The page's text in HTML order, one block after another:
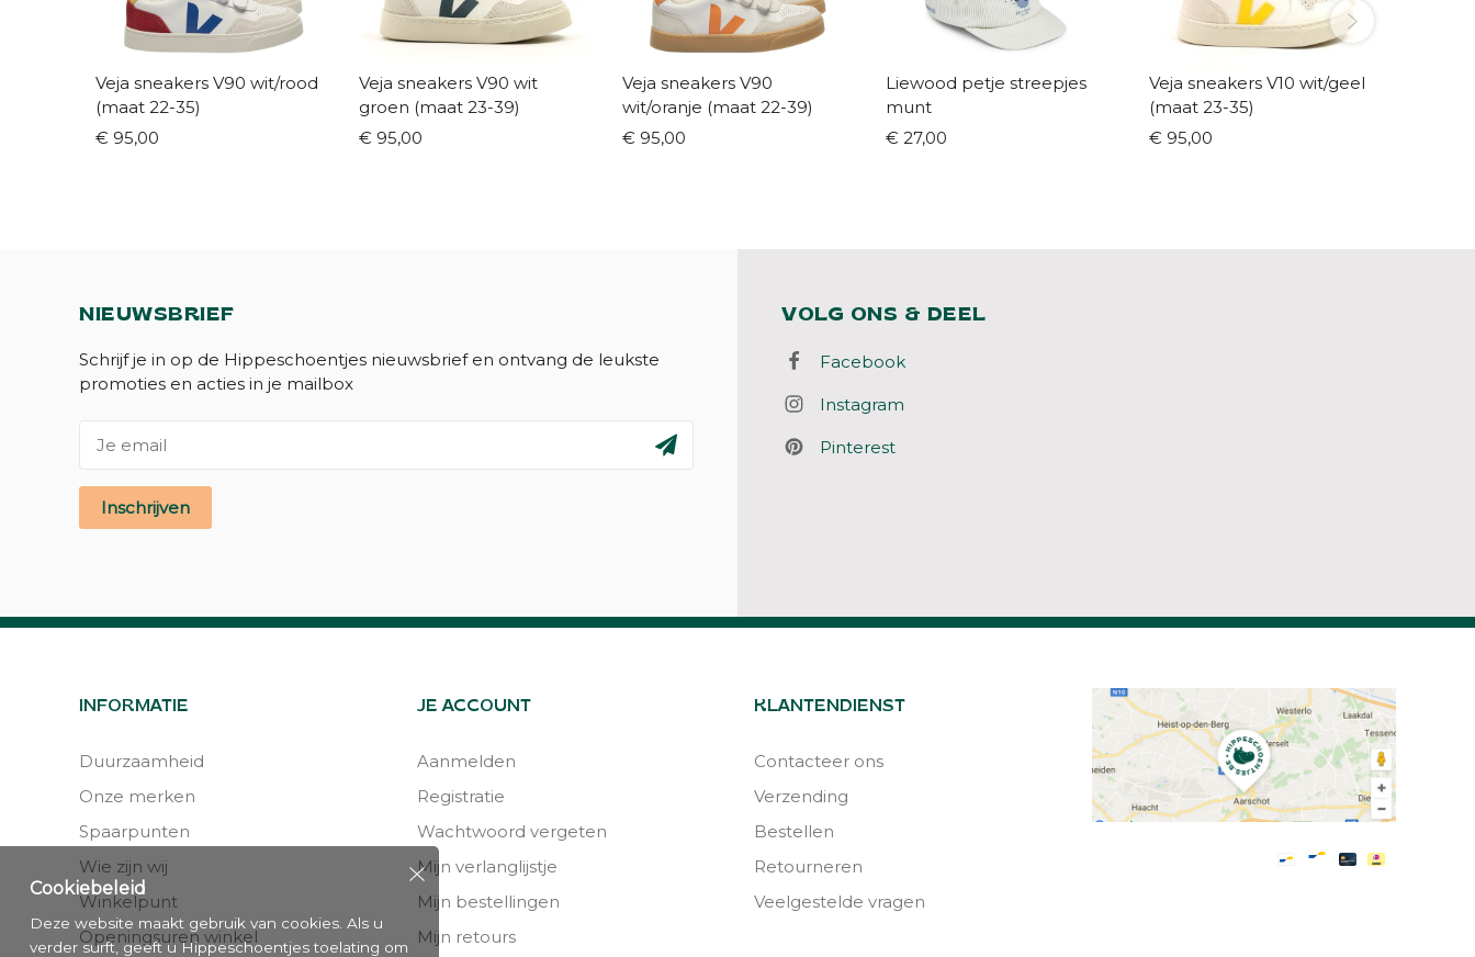
Veja sneakers V90 wit/rood
(maat 22-35)
€ 95,00
Veja sneakers V90 wit
groen (maat 23-39)
€ 95,00
Veja sneakers V90
wit/oranje (maat 22-39)
€ 95,00
Liewood petje streepjes
munt
€ 27,00
Veja sneakers V10 wit/geel
(maat 23-35)
€ 95,00
NIEUWSBRIEF
Schrijf je in op de Hippeschoentjes nieuwsbrief en ontvang de leukste
promoties en acties in je mailbox
Inschrijven
VOLG ONS & DEEL
Facebook
Instagram
Pinterest
INFORMATIE
Duurzaamheid
Onze merken
Spaarpunten
Wie zijn wij
Winkelpunt
Openingsuren winkel
JE ACCOUNT
Aanmelden
Registratie
Wachtwoord vergeten
Mijn verlanglijstje
Mijn bestellingen
Mijn retours
KLANTENDIENST
Contacteer ons
Verzending
Bestellen
Retourneren
Veelgestelde vragen
Cookiebeleid
Deze website maakt gebruik van cookies. Als u
verder surft, geeft u Hippeschoentjes toelating om